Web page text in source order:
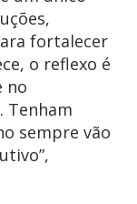
fortalecer
o reflexo é
no
Tenham
sempre vão